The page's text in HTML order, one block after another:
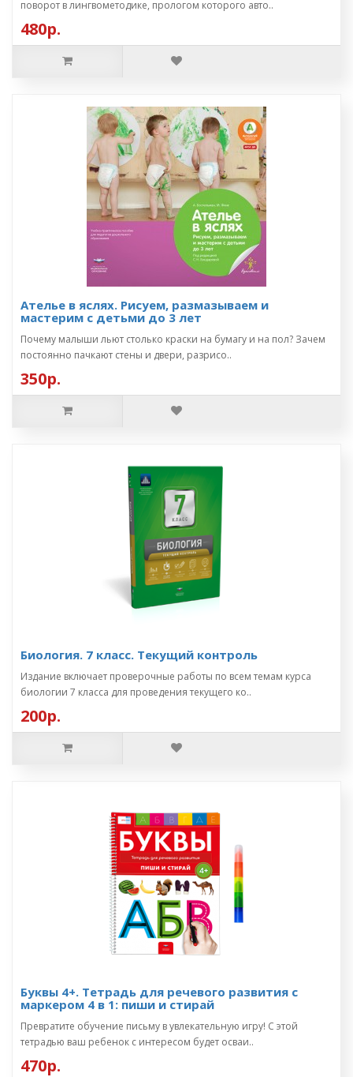
поворот в лингвометодике, прологом которого авто..
480р.
Ателье в яслях. Рисуем, размазываем и
мастерим с детьми до 3 лет
Почему малыши льют столько краски на бумагу и на пол? Зачем
постоянно пачкают стены и двери, разрисо..
350р.
Биология. 7 класс. Текущий контроль
Издание включает проверочные работы по всем темам курса
биологии 7 класса для проведения текущего ко..
200р.
Буквы 4+. Тетрадь для речевого развития с
маркером 4 в 1: пиши и стирай
Превратите обучение письму в увлекательную игру! С этой
тетрадью ваш ребенок с интересом будет осваи..
470р.